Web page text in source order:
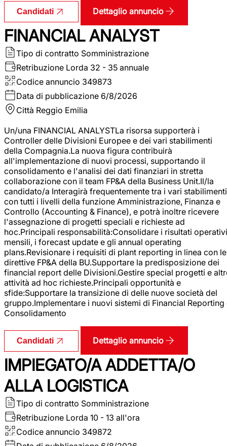
Candidati Dettaglio annuncio
FINANCIAL ANALYST
Tipo di contratto Somministrazione
Retribuzione Lorda 32 - 35 annuale
Codice annuncio 349873
Data di pubblicazione 6/8/2026
Città Reggio Emilia
Un/una FINANCIAL ANALYSTLa risorsa supporterà i
Controller delle Divisioni Europee e dei vari stabilimenti
della Compagnia.La nuova figura contribuirà
all'implementazione di nuovi processi, supportando il
consolidamento e l'analisi dei dati finanziari in stretta
collaborazione con il team FP&A della Business Unit.Il/la
candidato/a Interagirà frequentemente tra i vari stabilimenti
con tutti i livelli della funzione Amministrazione, Finanza e
Controllo (Accounting & Finance), e potrà inoltre ricevere
l'assegnazione di progetti speciali e richieste ad
hoc.Principali responsabilità:Consolidare i risultati operativi
mensili, i forecast update e gli annual operating
plans.Revisionare i requisiti di plant reporting in linea con le
direttive FP&A della BU.Supportare la predisposizione dei
financial report delle Divisioni.Gestire special progetti e
attività ad hoc richieste.Principali opportunità e
sfide:Supportare la transizione di delle nuove società del
gruppo.Implementare i nuovi sistemi di Financial Reporting
Consolidamento
Candidati Dettaglio annuncio
IMPIEGATO/A ADDETTA/O
ALLA LOGISTICA
Tipo di contratto Somministrazione
Retribuzione Lorda 10 - 13 all'ora
Codice annuncio 349872